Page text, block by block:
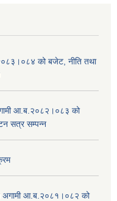
को बजेट, नीति तथा
आ.ब.२०८२।०८३ को
सत्र सम्पन्न
अगामी आ.ब.२०८१।०८२ को